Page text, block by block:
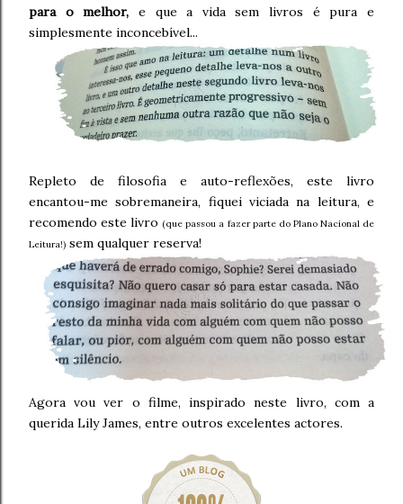
para o melhor, e que a vida sem livros é pura e
simplesmente inconcebível...
Repleto de filosofia e auto-reflexões, este livro
encantou-me sobremaneira, fiquei viciada na leitura, e
recomendo este livro (que passou a fazer parte do Plano Nacional de
Leitura!) sem qualquer reserva!
Agora vou ver o filme, inspirado neste livro, com a
querida Lily James, entre outros excelentes actores.